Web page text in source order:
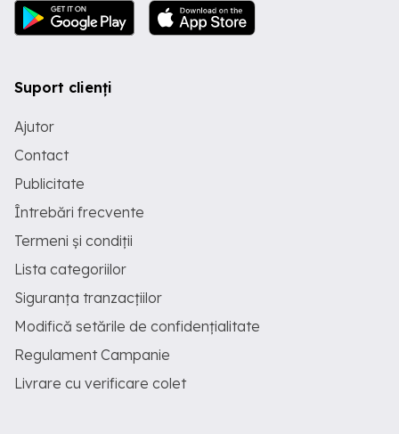
Suport clienți
Ajutor
Contact
Publicitate
Întrebări frecvente
Termeni și condiții
Lista categoriilor
Siguranța tranzacțiilor
Modifică setările de confidențialitate
Regulament Campanie
Livrare cu verificare colet